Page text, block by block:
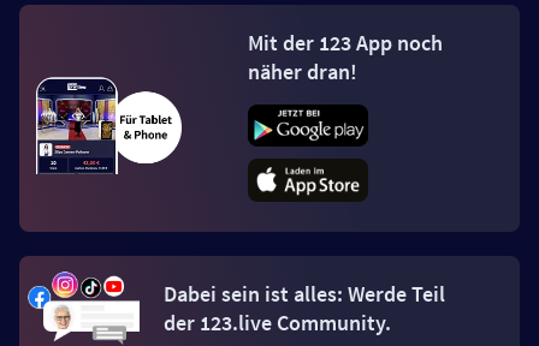
Mit der 123 App noch
näher dran!
Dabei sein ist alles: Werde Teil
der 123.live Community.